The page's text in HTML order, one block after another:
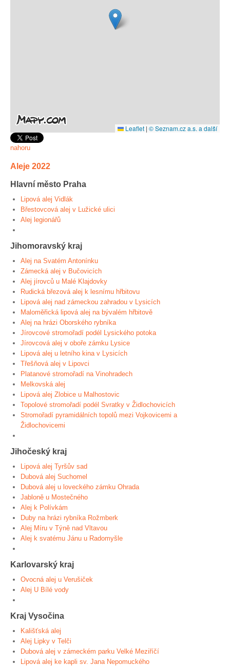
Leaflet | © Seznam.cz a.s. a další
nahoru
Aleje 2022
Hlavní město Praha
Lipová alej Vidlák
Břestovcová alej v Lužické ulici
Alej legionářů
Jihomoravský kraj
Alej na Svatém Antonínku
Zámecká alej v Bučovicích
Alej jírovců u Malé Klajdovky
Rudická březová alej k lesnímu hřbitovu
Lipová alej nad zámeckou zahradou v Lysicích
Maloměřická lipová alej na bývalém hřbitově
Alej na hrázi Oborského rybníka
Jírovcové stromořadí podél Lysického potoka
Jírovcová alej v oboře zámku Lysice
Lipová alej u letního kina v Lysicích
Třešňová alej v Lipovci
Platanové stromořadí na Vinohradech
Melkovská alej
Lipová alej Zlobice u Malhostovic
Topolové stromořadí podél Svratky v Židlochovicích
Stromořadí pyramidálních topolů mezi Vojkovicemi a
Židlochovicemi
Jihočeský kraj
Lipová alej Tyršův sad
Dubová alej Suchomel
Dubová alej u loveckého zámku Ohrada
Jabloně u Mostečného
Alej k Polívkám
Duby na hrázi rybníka Rožmberk
Alej Míru v Týně nad Vltavou
Alej k svatému Jánu u Radomyšle
Karlovarský kraj
Ovocná alej u Verušiček
Alej U Bílé vody
Kraj Vysočina
Kališťská alej
Alej Lipky v Telči
Dubová alej v zámeckém parku Velké Meziříčí
Lipová alej ke kapli sv. Jana Nepomuckého